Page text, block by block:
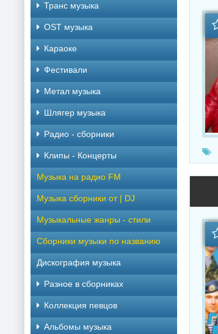
Транс музыка
OST музыка
Караоке
Фестивали
Метал музыка
Шлягер музыка
Радио - сборники
Клипы - Концерты
Музыка на радио FM
Музыка сборники от | DJ
Музыкальные жанры - стили
Сборники музыки по названию
Дискография музыка
Разное в сборниках
Коллекция певцов
Альбомы музыка